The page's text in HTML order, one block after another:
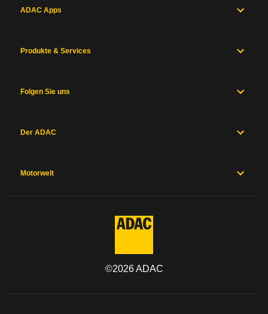
ADAC Apps
Produkte & Services
Folgen Sie uns
Der ADAC
Motorwelt
©2026ADAC